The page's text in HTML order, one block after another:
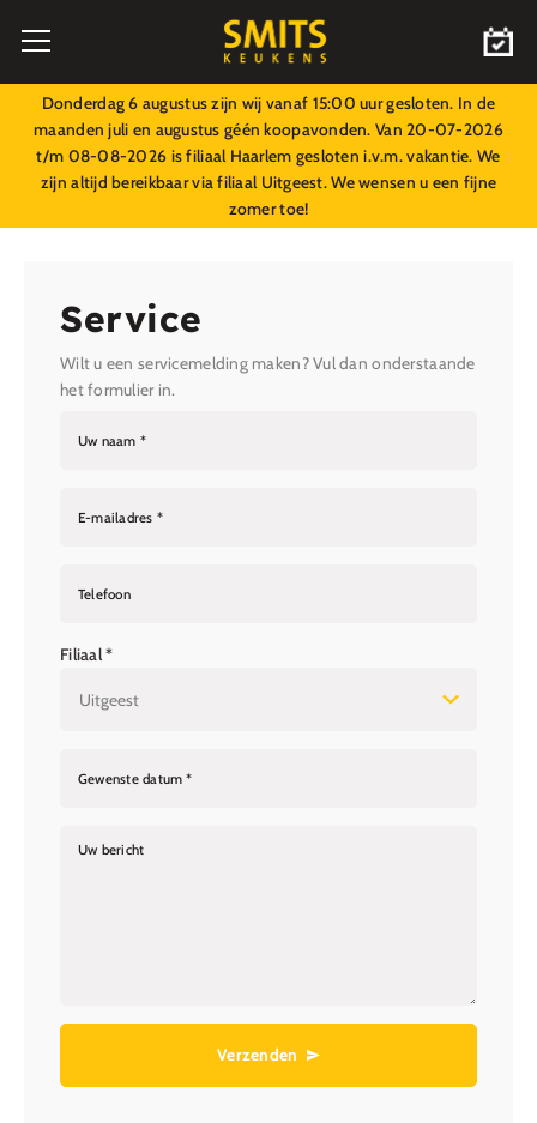
Donderdag 6 augustus zijn wij vanaf 15:00 uur gesloten. In de
maanden juli en augustus géén koopavonden. Van 20-07-2026
t/m 08-08-2026 is filiaal Haarlem gesloten i.v.m. vakantie. We
zijn altijd bereikbaar via filiaal Uitgeest. We wensen u een fijne
zomer toe!
Service
Wilt u een servicemelding maken? Vul dan onderstaande
het formulier in.
Uw naam *
E-mailadres *
Telefoon
Filiaal *
Gewenste datum *
Uw bericht
Verzenden